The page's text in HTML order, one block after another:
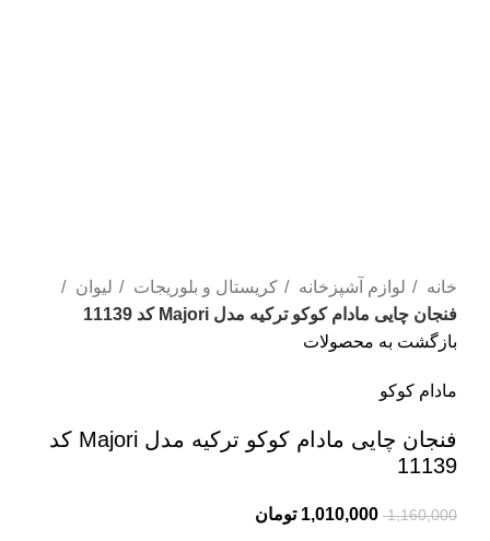
خانه لوازم آشپزخانه کریستال و بلوریجات
لیوان
فنجان چایی مادام کوکو ترکیه مدل Majori کد 11139
بازگشت به محصولات
مادام کوکو
فنجان چایی مادام کوکو ترکیه مدل Majori کد
11139
1,160,000
1,010,000 تومان